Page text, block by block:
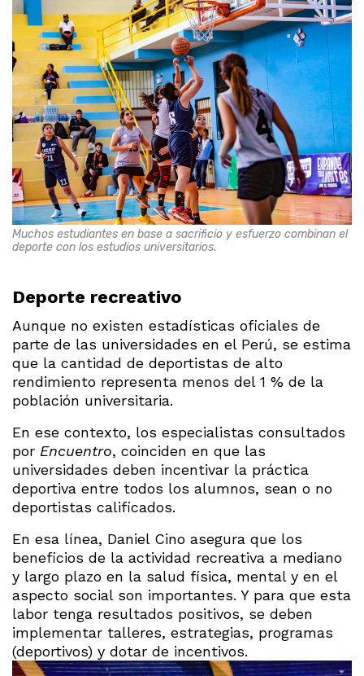
Muchos estudiantes en base a sacrificio y esfuerzo combinan el
deporte con los estudios universitarios.
Deporte recreativo
Aunque no existen estadísticas oficiales de
parte de las universidades en el Perú, se estima
que la cantidad de deportistas de alto
rendimiento representa menos del 1 % de la
población universitaria.
En ese contexto, los especialistas consultados
por Encuentro, coinciden en que las
universidades deben incentivar la práctica
deportiva entre todos los alumnos, sean o no
deportistas calificados.
En esa línea, Daniel Cino asegura que los
beneficios de la actividad recreativa a mediano
y largo plazo en la salud física, mental y en el
aspecto social son importantes. Y para que esta
labor tenga resultados positivos, se deben
implementar talleres, estrategias, programas
(deportivos) y dotar de incentivos.